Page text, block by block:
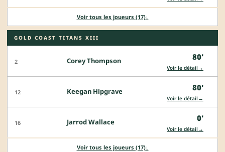
Voir tous les joueurs (17)↓
GOLD COAST TITANS XIII
2 Corey Thompson 80'
Voir le détail →
12 Keegan Hipgrave 80'
Voir le détail →
16 Jarrod Wallace 0'
Voir le détail →
Voir tous les joueurs (17)↓